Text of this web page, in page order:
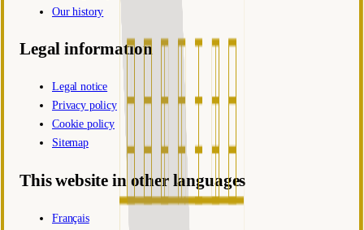
Our history
Legal information
Legal notice
Privacy policy
Cookie policy
Sitemap
This website in other languages
Français